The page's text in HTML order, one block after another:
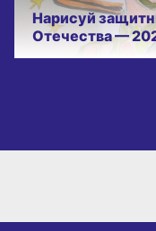
Нарисуй
Отечества —